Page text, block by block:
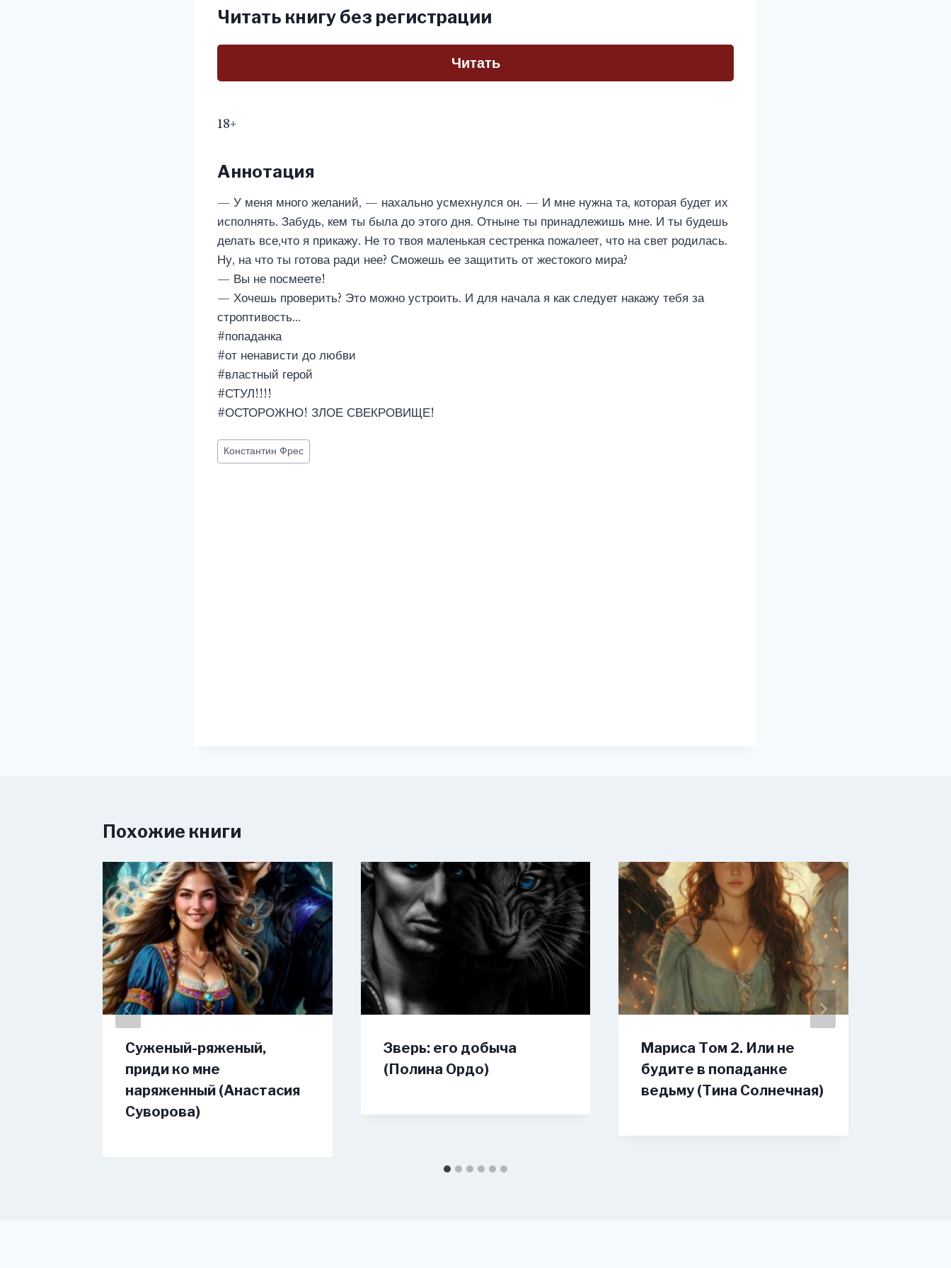
Читать книгу без регистрации
Читать
18+
Аннотация
— У меня много желаний, — нахально усмехнулся он. — И мне нужна та, которая будет их
исполнять. Забудь, кем ты была до этого дня. Отныне ты принадлежишь мне. И ты будешь
делать все,что я прикажу. Не то твоя маленькая сестренка пожалеет, что на свет родилась.
Ну, на что ты готова ради нее? Сможешь ее защитить от жестокого мира?
— Вы не посмеете!
— Хочешь проверить? Это можно устроить. И для начала я как следует накажу тебя за
строптивость…
#попаданка
#от ненависти до любви
#властный герой
#СТУЛ!!!!
#ОСТОРОЖНО! ЗЛОЕ СВЕКРОВИЩЕ!
Метки
записи:
Константин Фрес
Похожие книги
Суженый-ряженый,
приди ко мне
наряженный (Анастасия
Суворова)
Зверь: его добыча
(Полина Ордо)
Мариса Том 2. Или не
будите в попаданке
ведьму (Тина Солнечная)